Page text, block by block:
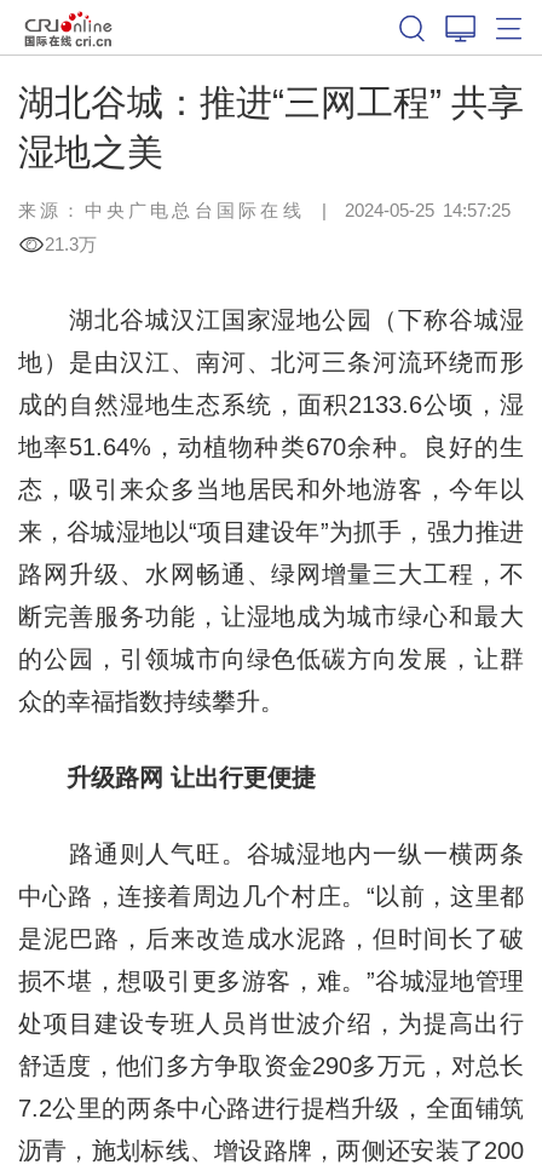
湖北谷城：推进“三网工程” 共享
湿地之美
来源：中央广电总台国际在线 | 2024-05-25 14:57:25
21.3万
湖北谷城汉江国家湿地公园（下称谷城湿
地）是由汉江、南河、北河三条河流环绕而形
成的自然湿地生态系统，面积2133.6公顷，湿
地率51.64%，动植物种类670余种。良好的生
态，吸引来众多当地居民和外地游客，今年以
来，谷城湿地以“项目建设年”为抓手，强力推进
路网升级、水网畅通、绿网增量三大工程，不
断完善服务功能，让湿地成为城市绿心和最大
的公园，引领城市向绿色低碳方向发展，让群
众的幸福指数持续攀升。
升级路网 让出行更便捷
路通则人气旺。谷城湿地内一纵一横两条
中心路，连接着周边几个村庄。“以前，这里都
是泥巴路，后来改造成水泥路，但时间长了破
损不堪，想吸引更多游客，难。”谷城湿地管理
处项目建设专班人员肖世波介绍，为提高出行
舒适度，他们多方争取资金290多万元，对总长
7.2公里的两条中心路进行提档升级，全面铺筑
沥青，施划标线、增设路牌，两侧还安装了200